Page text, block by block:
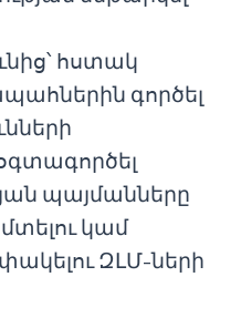
հստակ
գործել
պայմանները
կամ
ԶԼՄ-ների